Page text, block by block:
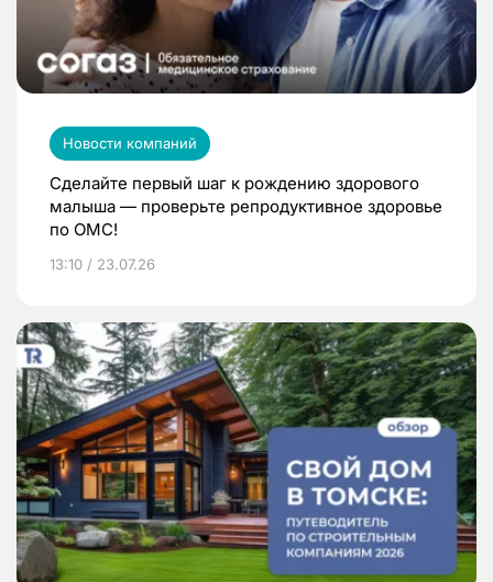
Новости компаний
Сделайте первый шаг к рождению здорового
малыша — проверьте репродуктивное здоровье
по ОМС!
13:10 / 23.07.26